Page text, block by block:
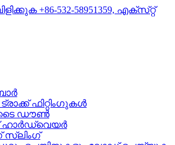
+86-532-58951359, എക്‌സ്‌റ്റ്
ട്രാക്ക് ഫിറ്റിംഗുകൾ
ടൈ ഡൗൺ
ഹാർഡ്‌വെയർ
സ്ലിംഗ്